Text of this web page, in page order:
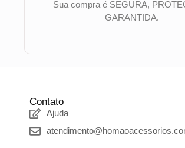
Sua compra é SEGURA,
GARANTIDA.
Contato
Ajuda